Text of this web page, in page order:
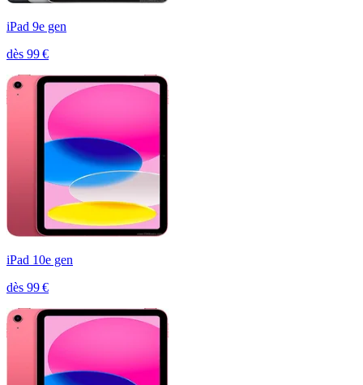
iPad 9e gen
dès 99€
iPad 10e gen
dès 99€